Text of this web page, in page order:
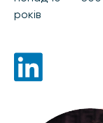
років